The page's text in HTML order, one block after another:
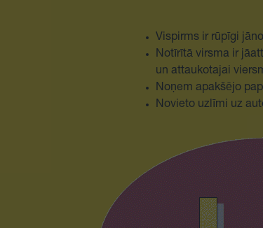
Vispirms ir rūpīgi
Notīrītā virsma ir
un attaukotajai
Noņem apakšējo
Novieto uzlīmi uz